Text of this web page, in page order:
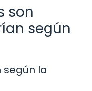
son
según
según la